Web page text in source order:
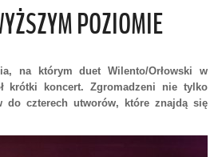
POZIOMIE
na którym duet Wilento/Orłowski w
krótki koncert. Zgromadzeni nie tylko
do czterech utworów, które znajdą się